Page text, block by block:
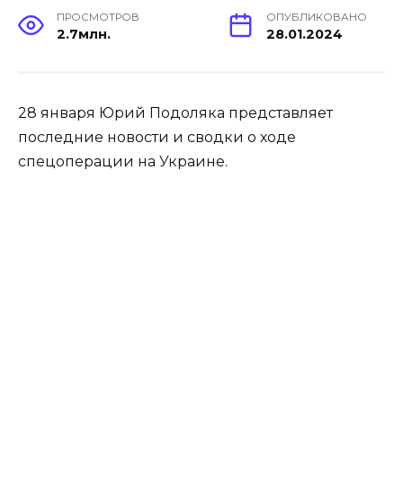
ПРОСМОТРОВ
2.7млн.
ОПУБЛИКОВАНО
28.01.2024
28 января Юрий Подоляка представляет
последние новости и сводки о ходе
спецоперации на Украине.